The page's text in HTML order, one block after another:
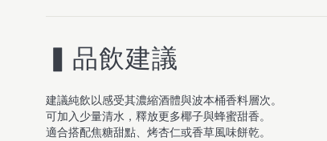
▍品飲建議
建議純飲以感受其濃縮酒體與波本桶香料層次。
可加入少量清水，釋放更多椰子與蜂蜜甜香。
適合搭配焦糖甜點、烤杏仁或香草風味餅乾。